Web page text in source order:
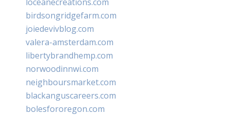
birdsongridgefarm.com
joiedevivblog.com
valera-amsterdam.com
libertybrandhemp.com
norwoodinnwi.com
neighboursmarket.com
blackanguscareers.com
bolesfororegon.com